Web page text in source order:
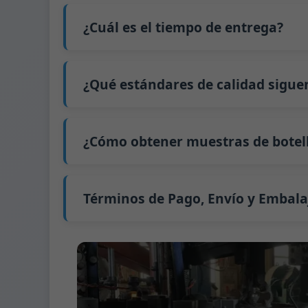
El precio será aún más bajo si cada tipo
interesado en esta botella,
contáctenos
precio exacto y prepararemos una
¿Cuál es el tiempo de entrega?
extiende a 45 días.
El envío desde China tarda
¿Qué estándares de calidad
GB4806.5一2016 <Estándar Nacional de
(CE) No. 1935/2004 Migración de metales
¿Cómo obtener muestras de
Normalmente enviamos muestras a
Términos de Pago, Envío y
Métodos de pago admitidos para los
Término de envío:
EXW, FOB, CFR, CIF
Términos de embalaje:
Palés + Divisores,